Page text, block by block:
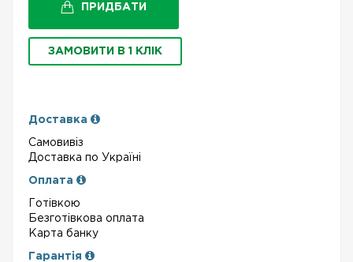
ПРИДБАТИ
ЗАМОВИТИ В 1 КЛІК
Доставка
Самовивіз
Доставка по Україні
Оплата
Готівкою
Безготівкова оплата
Карта банку
Гарантія